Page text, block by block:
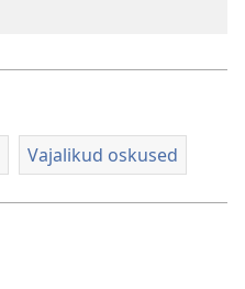
Vajalikud oskused